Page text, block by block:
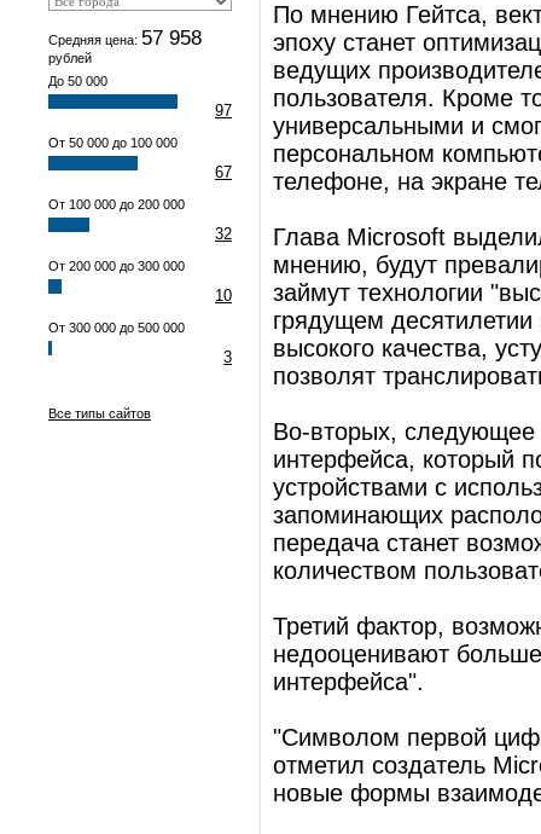
Средняя цена: 57 958
рублей
До 50 000
97
От 50 000 до 100 000
67
От 100 000 до 200 000
32
От 200 000 до 300 000
10
От 300 000 до 500 000
3
Все типы сайтов
По мнению Гейтса,
эпоху станет
ведущих
пользователя. Кроме
универсальными и
персональном
телефоне, на экране
Глава Microsoft
мнению, будут
займут технологии
грядущем
высокого качества,
позволят
Во-вторых, следующее
интерфейса, который
устройствами с
запоминающих
передача станет
количеством
Третий фактор,
недооценивают больше
интерфейса".
"Символом первой
отметил создатель
новые формы